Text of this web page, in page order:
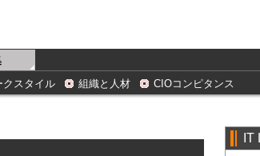
クスタイル 組織と人材 CIOコンピタンス
IT